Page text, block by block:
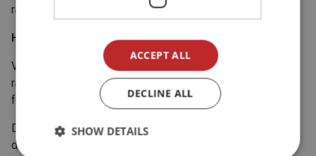
rapportering av fangst.
Hvorfor trenger dere mitt telefonnummer?
Ved en uønsket hendelse ønsker de ansatte på campen
raskt å komme i kontakt med deg. Sørg derfor å alltid ha en
fulladet mobil med ut når du skal ut og fiske.
Ditt telefonnummer er også din innlogging i GoFish under
ditt opphold.
ACCEPT ALL
DECLINE ALL
SHOW DETAILS